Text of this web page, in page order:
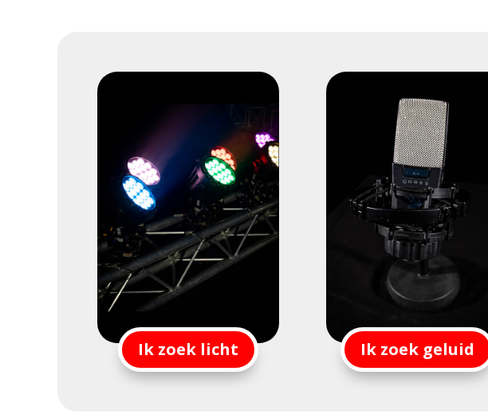
Ik zoek licht Ik zoek geluid